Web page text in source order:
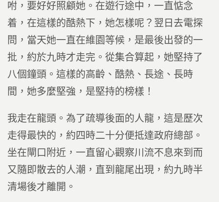
咐，要好好照顧她。在遊行途中，一直惦念
着，在這樣的酷熱下，她怎樣呢？翌日去電探
問，當天她一直在維園等候，是最後出發的一
批，約於九時才走完。從集合算起，她堅持了
八個鐘頭。這樣的高齡、酷熱、長途、長時
間，她多麼堅強，是堅持的榜樣！
我走在龍頭。為了疏導後面的人龍，這是歷次
走得最快的，約四時二十分便抵達政府總部。
坐在閘口附近，一直留心觀察川流不息來到而
又隨即散去的人潮，直到龍尾出現，約九時半
清場後才離開。